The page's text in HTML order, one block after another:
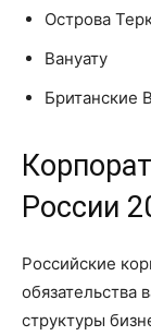
Острова
Вануату
Британские
России
Российские
обязательства
структуры